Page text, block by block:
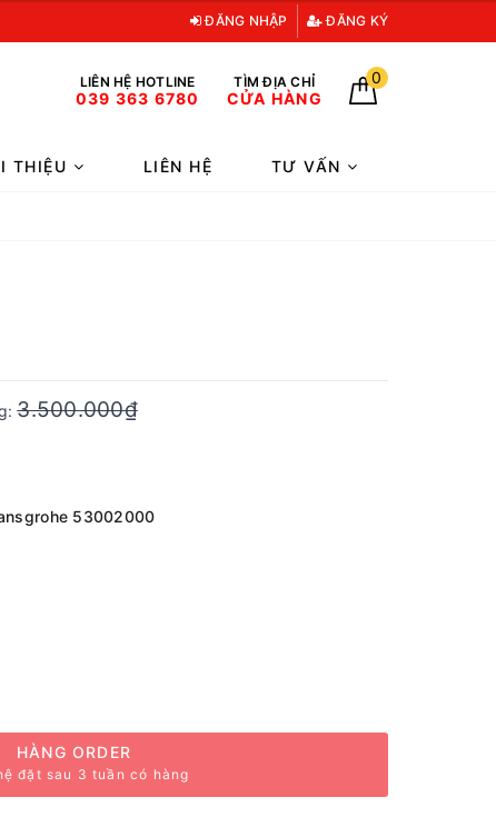
ĐĂNG NHẬP ĐĂNG KÝ
LIÊN HỆ HOTLINE
039 363 6780
TÌM ĐỊA CHỈ
CỬA HÀNG
0
THIỆU LIÊN HỆ TƯ VẤN
3.500.000₫
53002000
HÀNG ORDER
đặt sau 3 tuần có hàng